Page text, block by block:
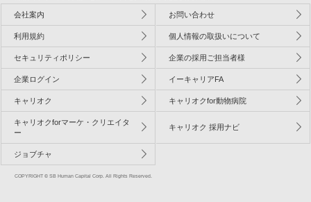
会社案内 お問い合わせ
利用規約 個人情報の取扱いについて
セキュリティポリシー 企業の採用ご担当者様
企業ログイン イーキャリアFA
キャリオク キャリオクfor動物病院
キャリオクforマーケ・クリエイタ
ー
キャリオク 採用ナビ
ジョブチャ
COPYRIGHT © SB Human Capital Corp. All Rights Reserved.